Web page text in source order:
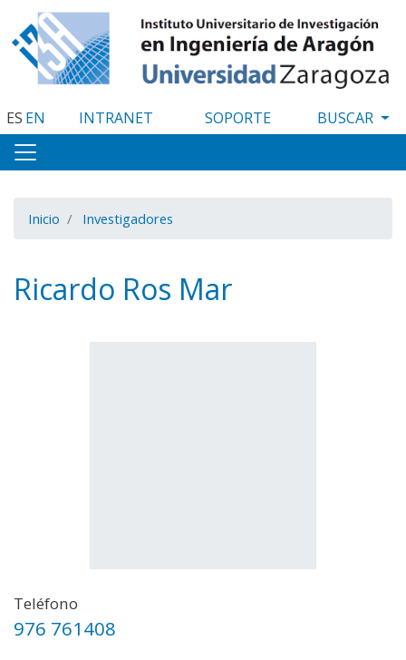
al
contenido
principal
ES EN INTRANET SOPORTE
Inicio Investigadores
Ricardo Ros Mar
Teléfono
976 761408